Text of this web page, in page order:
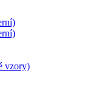
vzory)